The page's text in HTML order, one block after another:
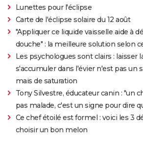
Lunettes pour l'éclipse
Carte de l'éclipse solaire du 12 août
"Appliquer ce liquide vaisselle aide à
douche" : la meilleure solution selon
Les psychologues sont clairs : laisser
s'accumuler dans l'évier n'est pas un
mais de saturation
Tony Silvestre, éducateur canin : "un
pas malade, c'est un signe pour dire
Ce chef étoilé est formel : voici les 3
choisir un bon melon